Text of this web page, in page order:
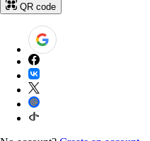
QR code